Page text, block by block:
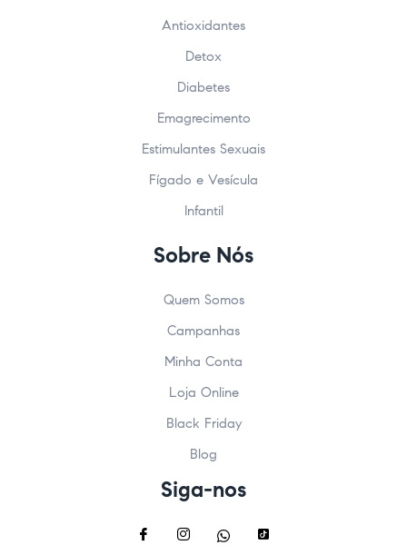
Antioxidantes
Detox
Diabetes
Emagrecimento
Estimulantes Sexuais
Fígado e Vesícula
Infantil
Sobre Nós
Quem Somos
Campanhas
Minha Conta
Loja Online
Black Friday
Blog
Siga-nos